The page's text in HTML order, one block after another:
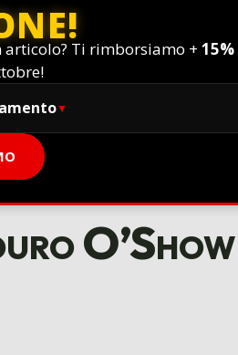
articolo? Ti rimborsiamo +